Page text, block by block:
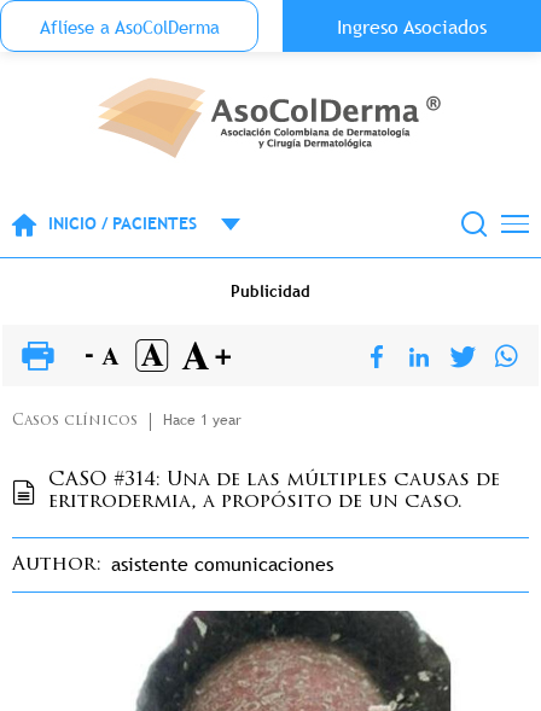
Pasar al contenido principal
Menu Top Anónimo
Aflíese a AsoColDerma Ingreso Asociados
INICIO / PACIENTES
Publicidad
Casos clínicos Hace 1 year
CASO #314: Una de las múltiples causas de
eritrodermia, a propósito de un caso.
Author asistente comunicaciones